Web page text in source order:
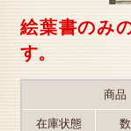
絵葉書のみ
す。
商品
在庫状態